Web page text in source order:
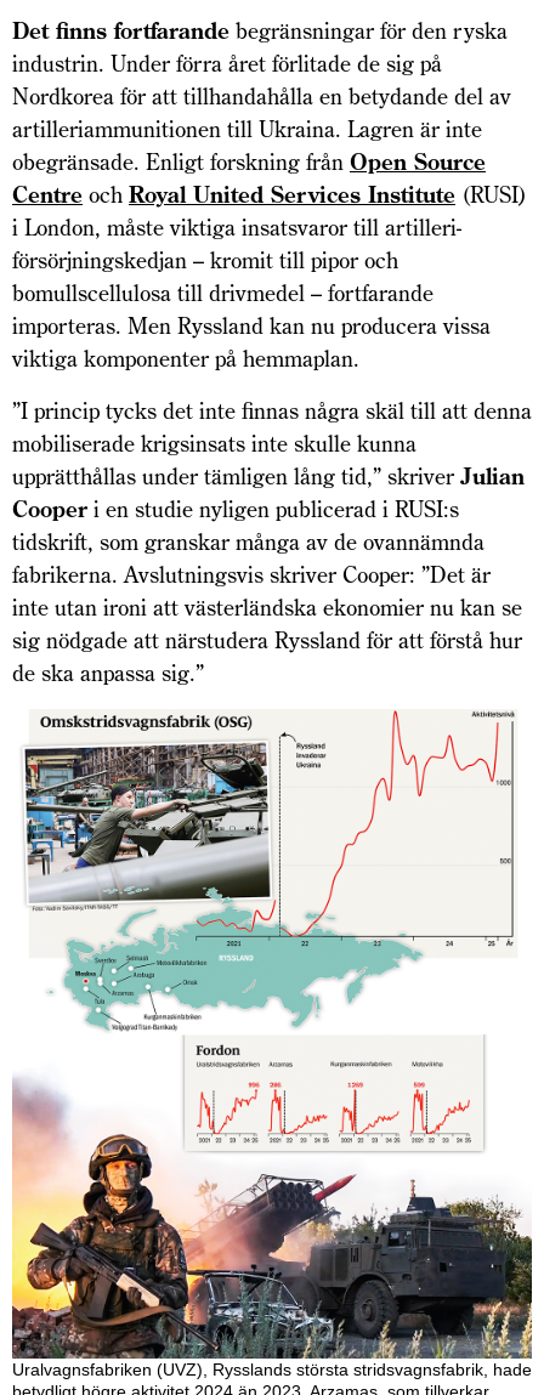
Det finns fortfarande begränsningar för den ryska
industrin. Under förra året förlitade de sig på
Nordkorea för att tillhandahålla en betydande del av
artilleriammunitionen till Ukraina. Lagren är inte
obegränsade. Enligt forskning från Open Source
Centre och Royal United Services Institute (RUSI)
i London, måste viktiga insatsvaror till artilleri­
försörjningskedjan – kromit till pipor och
bomullscellulosa till drivmedel – fortfarande
importeras. Men Ryssland kan nu producera vissa
viktiga komponenter på hemmaplan.
”I princip tycks det inte finnas några skäl till att denna
mobiliserade krigsinsats inte skulle kunna
upprätthållas under tämligen lång tid,” skriver Julian
Cooper i en studie nyligen publicerad i RUSI:s
tidskrift, som granskar många av de ovannämnda
fabrikerna. Avslutningsvis skriver Cooper: ”Det är
inte utan ironi att västerländska ekonomier nu kan se
sig nödgade att närstudera Ryssland för att förstå hur
de ska anpassa sig.”
Uralvagnsfabriken (UVZ), Rysslands största stridsvagnsfabrik, hade